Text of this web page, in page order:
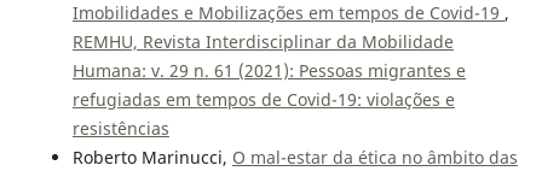
Imobilidades e Mobilizações em tempos de Covid-19 ,
REMHU, Revista Interdisciplinar da Mobilidade
Humana: v. 29 n. 61 (2021): Pessoas migrantes e
refugiadas em tempos de Covid-19: violações e
resistências
Roberto Marinucci, O mal-estar da ética no âmbito das